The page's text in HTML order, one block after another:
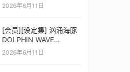
ARTWORKS
2026年6月11日
[会员][设定集] 汹涌海豚
DOLPHIN WAVE
OFFICIAL VISUAL
2026年6月11日